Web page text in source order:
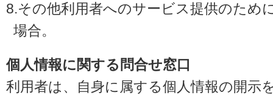
8.その他利用者へのサービス提供のため
場合。
個人情報に関する問合せ窓口
利用者は、自身に属する個人情報の開示